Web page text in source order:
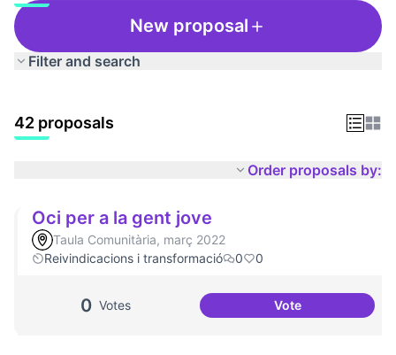
New proposal
Filter and search
42 proposals
Order proposals by:
Oci per a la gent jove
Taula Comunitària, març 2022
Reivindicacions i transformació
0 0
0 Votes VoteOci per a la gent